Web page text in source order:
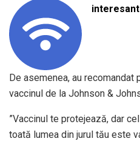
De asemenea, au recomandat
vaccinul de la Johnson &
”Vaccinul te protejează, dar
toată lumea din jurul tău este